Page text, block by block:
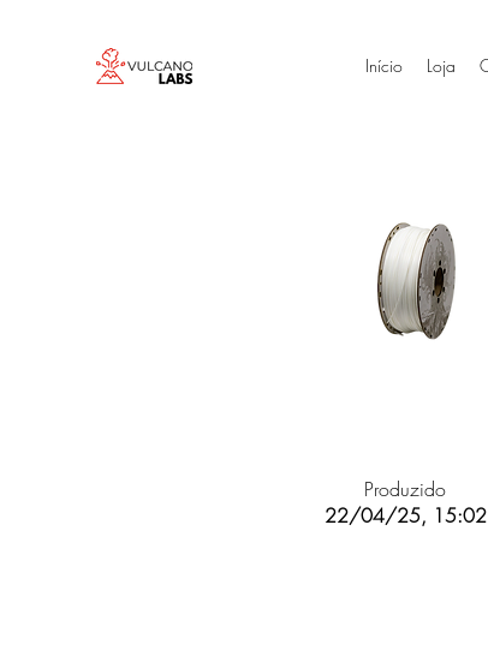
Início Loja
Produzido
22/04/25, 15:02